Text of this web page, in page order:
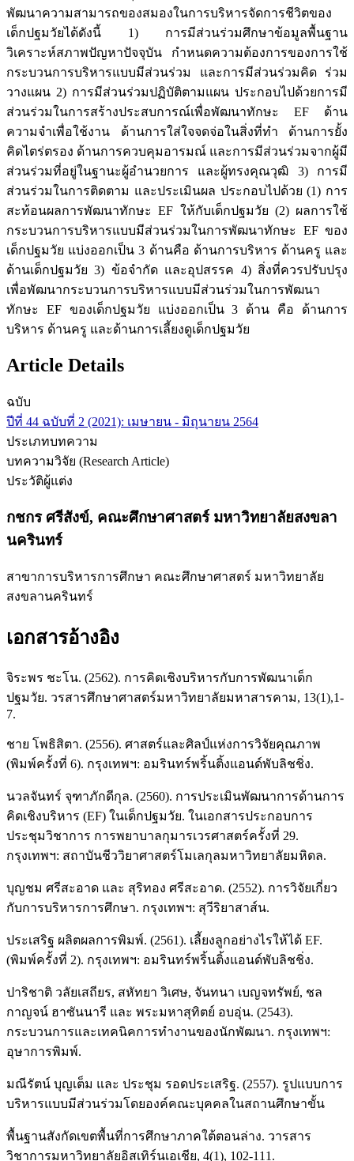
พัฒนาความสามารถของสมองในการบริหารจัดการชีวิตของ
เด็กปฐมวัยได้ดังนี้ 1) การมีส่วนร่วมศึกษาข้อมูลพื้นฐาน
วิเคราะห์สภาพปัญหาปัจจุบัน กำหนดความต้องการของการใช้
กระบวนการบริหารแบบมีส่วนร่วม และการมีส่วนร่วมคิด ร่วม
วางแผน 2) การมีส่วนร่วมปฏิบัติตามแผน ประกอบไปด้วยการมี
ส่วนร่วมในการสร้างประสบการณ์เพื่อพัฒนาทักษะ EF ด้าน
ความจำเพื่อใช้งาน ด้านการใส่ใจจดจ่อในสิ่งที่ทำ ด้านการยั้ง
คิดไตร่ตรอง ด้านการควบคุมอารมณ์ และการมีส่วนร่วมจากผู้มี
ส่วนร่วมที่อยู่ในฐานะผู้อำนวยการ และผู้ทรงคุณวุฒิ 3) การมี
ส่วนร่วมในการติดตาม และประเมินผล ประกอบไปด้วย (1) การ
สะท้อนผลการพัฒนาทักษะ EF ให้กับเด็กปฐมวัย (2) ผลการใช้
กระบวนการบริหารแบบมีส่วนร่วมในการพัฒนาทักษะ EF ของ
เด็กปฐมวัย แบ่งออกเป็น 3 ด้านคือ ด้านการบริหาร ด้านครู และ
ด้านเด็กปฐมวัย 3) ข้อจำกัด และอุปสรรค 4) สิ่งที่ควรปรับปรุง
เพื่อพัฒนากระบวนการบริหารแบบมีส่วนร่วมในการพัฒนา
ทักษะ EF ของเด็กปฐมวัย แบ่งออกเป็น 3 ด้าน คือ ด้านการ
บริหาร ด้านครู และด้านการเลี้ยงดูเด็กปฐมวัย
Article Details
ฉบับ
ปีที่ 44 ฉบับที่ 2 (2021): เมษายน - มิถุนายน 2564
ประเภทบทความ
บทความวิจัย (Research Article)
ประวัติผู้แต่ง
กชกร ศรีสังข์, คณะศึกษาศาสตร์ มหาวิทยาลัยสงขลา
นครินทร์
สาขาการบริหารการศึกษา คณะศึกษาศาสตร์ มหาวิทยาลัย
สงขลานครินทร์
เอกสารอ้างอิง
จิระพร ชะโน. (2562). การคิดเชิงบริหารกับการพัฒนาเด็ก
ปฐมวัย. วรสารศึกษาศาสตร์มหาวิทยาลัยมหาสารคาม, 13(1),1-
7.
ชาย โพธิสิตา. (2556). ศาสตร์และศิลป์แห่งการวิจัยคุณภาพ
(พิมพ์ครั้งที่ 6). กรุงเทพฯ: อมรินทร์พริ้นติ้งแอนด์พับลิชชิ่ง.
นวลจันทร์ จุฑาภักดีกุล. (2560). การประเมินพัฒนาการด้านการ
คิดเชิงบริหาร (EF) ในเด็กปฐมวัย. ในเอกสารประกอบการ
ประชุมวิชาการ การพยาบาลกุมารเวรศาสตร์ครั้งที่ 29.
กรุงเทพฯ: สถาบันชีววิยาศาสตร์โมเลกุลมหาวิทยาลัยมหิดล.
บุญชม ศรีสะอาด และ สุริทอง ศรีสะอาด. (2552). การวิจัยเกี่ยว
กับการบริหารการศึกษา. กรุงเทพฯ: สุวีริยาสาส์น.
ประเสริฐ ผลิตผลการพิมพ์. (2561). เลี้ยงลูกอย่างไรให้ได้ EF.
(พิมพ์ครั้งที่ 2). กรุงเทพฯ: อมรินทร์พริ้นติ้งแอนด์พับลิชชิ่ง.
ปาริชาติ วลัยเสถียร, สหัทยา วิเศษ, จันทนา เบญจทรัพย์, ชล
กาญจน์ ฮาซันนารี และ พระมหาสุทิตย์ อบอุ่น. (2543).
กระบวนการและเทคนิคการทำงานของนักพัฒนา. กรุงเทพฯ:
อุษาการพิมพ์.
มณีรัตน์ บุญเต็ม และ ประชุม รอดประเสริฐ. (2557). รูปแบบการ
บริหารแบบมีส่วนร่วมโดยองค์คณะบุคคลในสถานศึกษาขั้น
พื้นฐานสังกัดเขตพื้นที่การศึกษาภาคใต้ตอนล่าง. วารสาร
วิชาการมหาวิทยาลัยอิสเทิร์นเอเชีย, 4(1), 102-111.